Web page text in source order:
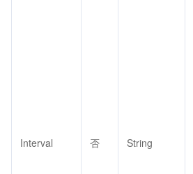
Interval 否 String